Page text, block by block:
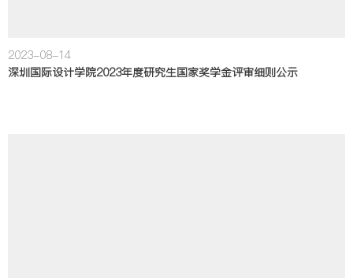
2023-08-14
深圳国际设计学院2023年度研究生国家奖学金评审细则公示